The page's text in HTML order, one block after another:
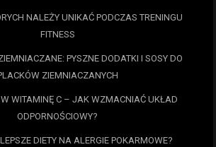
NALEŻY UNIKAĆ PODCZAS TRENINGU
FITNESS
PYSZNE DODATKI I SOSY DO
ZIEMNIACZANYCH
W WITAMINĘ C – JAK WZMACNIAĆ UKŁAD
ODPORNOŚCIOWY?
DIETY NA ALERGIE POKARMOWE?